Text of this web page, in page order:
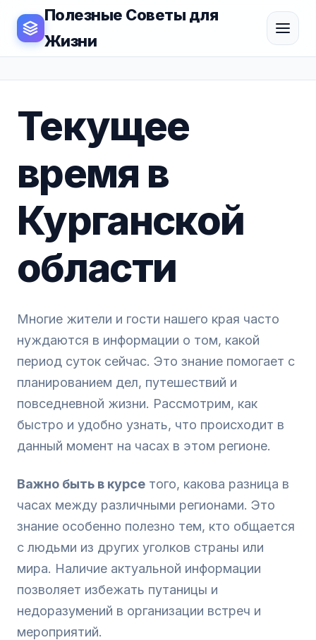
Полезные Советы для
Жизни
Текущее
время в
Курганской
области
Многие жители и гости нашего края часто
нуждаются в информации о том, какой
период суток сейчас. Это знание помогает с
планированием дел, путешествий и
повседневной жизни. Рассмотрим, как
быстро и удобно узнать, что происходит в
данный момент на часах в этом регионе.
Важно быть в курсе того, какова разница в
часах между различными регионами. Это
знание особенно полезно тем, кто общается
с людьми из других уголков страны или
мира. Наличие актуальной информации
позволяет избежать путаницы и
недоразумений в организации встреч и
мероприятий.